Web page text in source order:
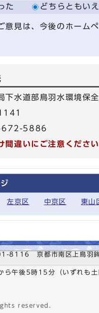
た
どちらともい
意見は、今後のホーム
下水道部鳥羽水環境保
672-5886
間違いにご注意ください
左京区 中京区 東山
8116 京都市南区上鳥羽
午後5時15分（いずれも土
reserved.